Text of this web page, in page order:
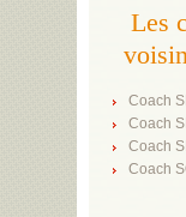
Les
Coach
Coach
Coach
Coach